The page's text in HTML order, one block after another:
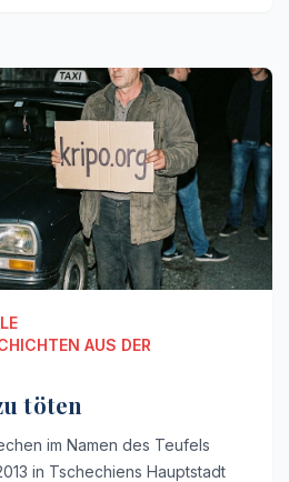
AUS DER
töten
im Namen des Teufels
in Tschechiens Hauptstadt